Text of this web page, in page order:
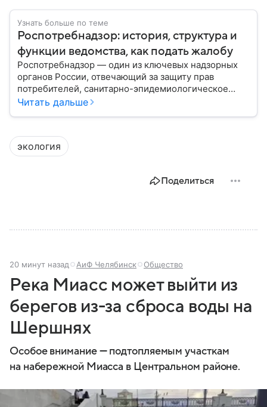
Узнать больше по теме
Роспотребнадзор: история, структура и
функции ведомства, как подать жалобу
Роспотребнадзор — один из ключевых надзорных
органов России, отвечающий за защиту прав
потребителей, санитарно-эпидемиологическое
благополучие населения и контроль соблюдения
руководит им сегодня.
Читать дальше
экология
Поделиться
20 минут назад АиФ Челябинск Общество
Река Миасс может выйти из
берегов из-за сброса воды на
Шершнях
Особое внимание — подтопляемым участкам
на набережной Миасса в Центральном районе.